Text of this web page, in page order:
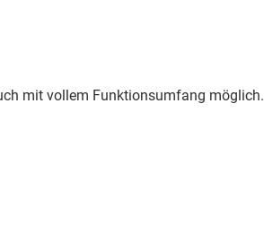
mit vollem Funktionsumfang möglich.